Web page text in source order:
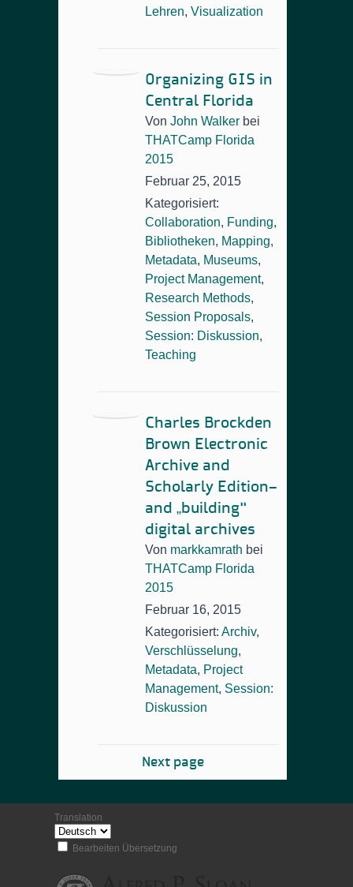
Lehren, Visualization
Organizing GIS in
Central Florida
Von John Walker bei
THATCamp Florida
2015
Februar 25, 2015
Kategorisiert:
Collaboration, Funding,
Bibliotheken, Mapping,
Metadata, Museums,
Project Management,
Research Methods,
Session Proposals,
Session: Diskussion,
Teaching
Charles Brockden
Brown Electronic
Archive and
Scholarly Edition–
and „building“
digital archives
Von markkamrath bei
THATCamp Florida
2015
Februar 16, 2015
Kategorisiert: Archiv,
Verschlüsselung,
Metadata, Project
Management, Session:
Diskussion
Next page
Translation
Bearbeiten Übersetzung